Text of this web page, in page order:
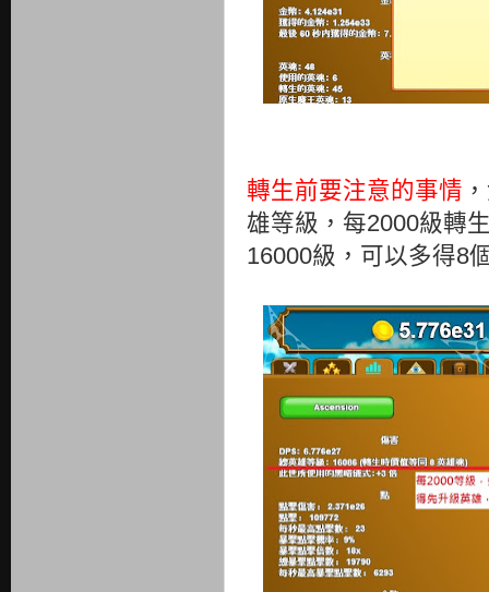
轉生前要注意的事情
雄等級，每2000級轉
16000級，可以多得8